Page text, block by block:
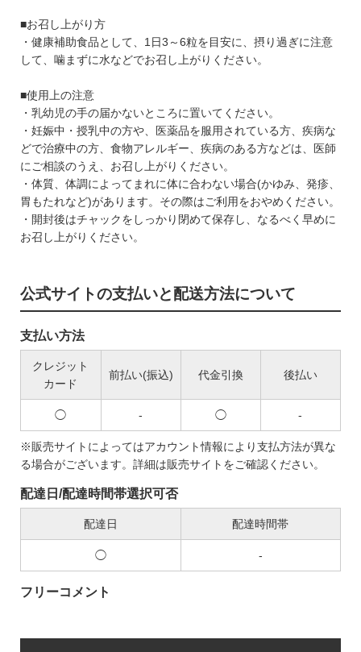
■お召し上がり方
・健康補助食品として、1日3～6粒を目安に、摂り過ぎに注意
して、噛まずに水などでお召し上がりください。
■使用上の注意
・乳幼児の手の届かないところに置いてください。
・妊娠中・授乳中の方や、医薬品を服用されている方、疾病な
どで治療中の方、食物アレルギー、疾病のある方などは、医師
にご相談のうえ、お召し上がりください。
・体質、体調によってまれに体に合わない場合(かゆみ、発疹、
胃もたれなど)があります。その際はご利用をおやめください。
・開封後はチャックをしっかり閉めて保存し、なるべく早めに
お召し上がりください。
公式サイトの支払いと配送方法について
支払い方法
クレジット
カード
前払い(振込) 代金引換 後払い
◯ - ◯ -
※販売サイトによってはアカウント情報により支払方法が異な
る場合がございます。詳細は販売サイトをご確認ください。
配達日/配達時間帯選択可否
配達日 配達時間帯
◯ -
フリーコメント